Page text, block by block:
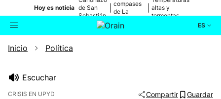
Hoy es noticia de San
Sebastián
compases
de La
altas y
tormentas
ES
Buscador
Inicio Política
Escuchar
CRISIS EN UPYD Compartir Guardar